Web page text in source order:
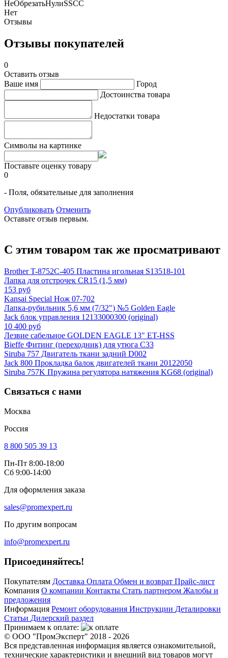
НеОбрезатьНулиSSCC
Нет
Отзывы
Отзывы покупателей
0
Оставить отзыв
Ваше имя
Город
Достоинства товара
Недостатки товара
Символы на картинке
Поставьте оценку товару
0
- Поля, обязательные для заполнения
Опубликовать Отменить
Оставьте отзыв первым.
С этим товаром так же просматривают
Brother T-8752C-405 Пластина игольная S13518-101
Лапка для отстрочек CR15 (1,5 мм)
153 руб
Kansai Special Нож 07-702
Лапка-рубильник 5,6 мм (7/32") №5 Golden Eagle
Jack блок управления 12133000300 (original)
10 400 руб
Лезвие сабельное GOLDEN EAGLE 13" ET-HSS
Bieffe Фитинг (переходник) для утюга C33
Siruba 757 Двигатель ткани задний D002
Jack 800 Прокладка балок двигателей ткани 20122050
Siruba 757K Пружина регулятора натяжения KG68 (original)
Связаться с нами
Москва
Россия
8 800 505 39 13
Пн-Пт 8:00-18:00
Сб 9:00-14:00
Для оформления заказа
sales@promexpert.ru
По другим вопросам
info@promexpert.ru
Присоединяйтесь!
Покупателям Доставка Оплата Обмен и возврат Прайс-лист
Компания О компании Контакты Стать партнером Жалобы и
предложения
Информация Ремонт оборудования Инструкции Деталировки
Статьи Дилерский раздел
Принимаем к оплате:
© ООО "ПромЭксперт" 2018 - 2026
Вся представленная информация является ознакомительной,
технические характеристики и внешний вид товаров могут